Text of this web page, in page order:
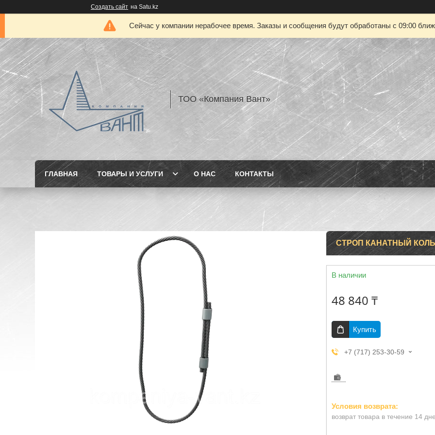
Создать сайт на Satu.kz
Сейчас у компании нерабочее время. Заказы и сообщения будут обработаны с 09:00
ТОО «Компания Вант»
ГЛАВНАЯ ТОВАРЫ И УСЛУГИ О НАС КОНТАКТЫ
СТРОП КАНАТНЫЙ
В наличии
48 840 ₸
Купить
+7 (717) 253-30-59
возврат товара в течение 14